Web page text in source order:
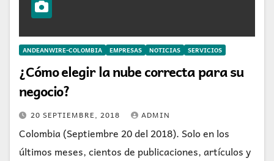
ANDEANWIRE-COLOMBIA EMPRESAS NOTICIAS SERVICIOS
¿Cómo elegir la nube correcta para su
negocio?
20 SEPTIEMBRE, 2018 ADMIN
Colombia (Septiembre 20 del 2018). Solo en los
últimos meses, cientos de publicaciones, artículos y